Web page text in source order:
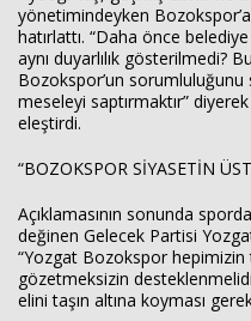
yönetimindeyken
hatırlattı. “Daha önce
aynı duyarlılık gösterilmedi?
Bozokspor’un
meseleyi saptırmaktır” diyerek
eleştirdi.
“BOZOKSPOR SİYASETİN
Açıklamasının sonunda
değinen Gelecek Partisi
“Yozgat Bozokspor hepimizin
gözetmeksizin
elini taşın altına koyması